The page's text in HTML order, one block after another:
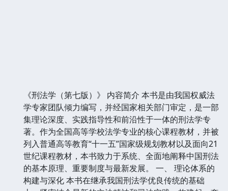
《刑法学（第七版）》 内容简介 本书是由我国权威法
学专家团队倾力编写，并经国家相关部门审定，是一部
集理论深度、实践指导性和前沿性于一体的刑法学专
著。作为全国高等学校法学专业的核心课程教材，并被
列入普通高等教育“十一五”国家级规划教材以及面向21
世纪课程教材，本书致力于系统、全面地阐释中国刑法
的基本原理、重要制度与最新发展。 一、 理论体系的
构建与深化 本书在继承我国刑法学优良传统的基础